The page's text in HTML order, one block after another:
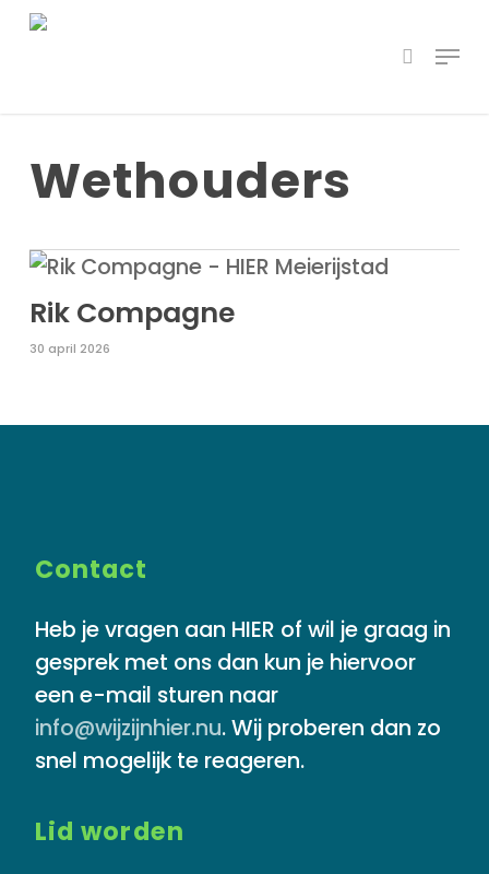
Skip
search
Menu
Wethouders
Rik Compagne
30 april 2026
Contact
Heb je vragen aan HIER of wil je graag in
gesprek met ons dan kun je hiervoor
een e-mail sturen naar
info@wijzijnhier.nu. Wij proberen dan zo
snel mogelijk te reageren.
Lid worden